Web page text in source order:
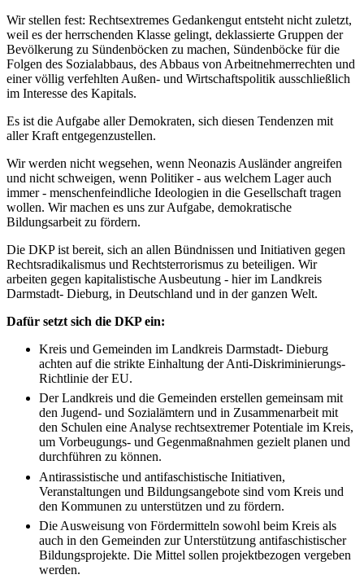
Wir stellen fest: Rechtsextremes Gedankengut entsteht nicht zuletzt,
weil es der herrschenden Klasse gelingt, deklassierte Gruppen der
Bevölkerung zu Sündenböcken zu machen, Sündenböcke für die
Folgen des Sozialabbaus, des Abbaus von Arbeitnehmerrechten und
einer völlig verfehlten Außen- und Wirtschaftspolitik ausschließlich
im Interesse des Kapitals.
Es ist die Aufgabe aller Demokraten, sich diesen Tendenzen mit
aller Kraft entgegenzustellen.
Wir werden nicht wegsehen, wenn Neonazis Ausländer angreifen
und nicht schweigen, wenn Politiker - aus welchem Lager auch
immer - menschenfeindliche Ideologien in die Gesellschaft tragen
wollen. Wir machen es uns zur Aufgabe, demokratische
Bildungsarbeit zu fördern.
Die DKP ist bereit, sich an allen Bündnissen und Initiativen gegen
Rechtsradikalismus und Rechtsterrorismus zu beteiligen. Wir
arbeiten gegen kapitalistische Ausbeutung - hier im Landkreis
Darmstadt- Dieburg, in Deutschland und in der ganzen Welt.
Dafür setzt sich die DKP ein:
Kreis und Gemeinden im Landkreis Darmstadt- Dieburg
achten auf die strikte Einhaltung der Anti-Diskriminierungs-
Richtlinie der EU.
Der Landkreis und die Gemeinden erstellen gemeinsam mit
den Jugend- und Sozialämtern und in Zusammenarbeit mit
den Schulen eine Analyse rechtsextremer Potentiale im Kreis,
um Vorbeugungs- und Gegenmaßnahmen gezielt planen und
durchführen zu können.
Antirassistische und antifaschistische Initiativen,
Veranstaltungen und Bildungsangebote sind vom Kreis und
den Kommunen zu unterstützen und zu fördern.
Die Ausweisung von Fördermitteln sowohl beim Kreis als
auch in den Gemeinden zur Unterstützung antifaschistischer
Bildungsprojekte. Die Mittel sollen projektbezogen vergeben
werden.